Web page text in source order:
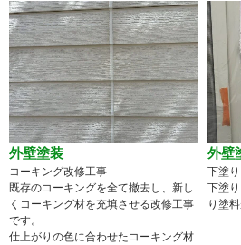
外壁塗装
コーキング改修工事
既存のコーキングを全て撤去し、新し
くコーキング材を充填させる改修工事
です。
仕上がりの色に合わせたコーキング材
外壁
下塗り
下塗
り塗